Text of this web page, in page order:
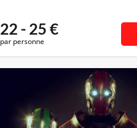
22 - 25€
par personne